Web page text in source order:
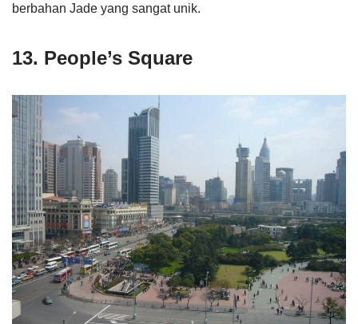
berbahan Jade yang sangat unik.
13. People’s Square